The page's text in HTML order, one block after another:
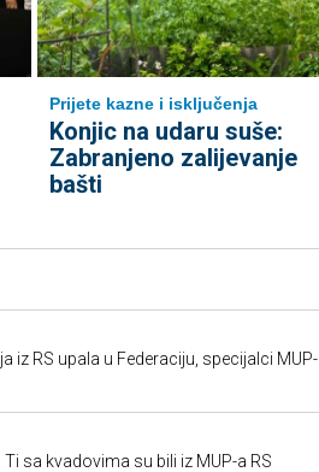
Prijete kazne i isključenja
Konjic na udaru suše:
Zabranjeno zalijevanje
bašti
iz RS upala u Federaciju, specijalci MUP-
sa kvadovima su bili iz MUP-a RS